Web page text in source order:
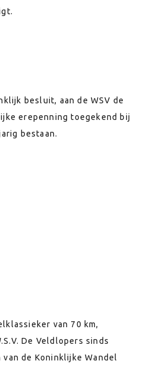
besluit, aan de WSV de
erepenning toegekend bij
bestaan.
van 70 km,
De Veldlopers sinds
de Koninklijke Wandel